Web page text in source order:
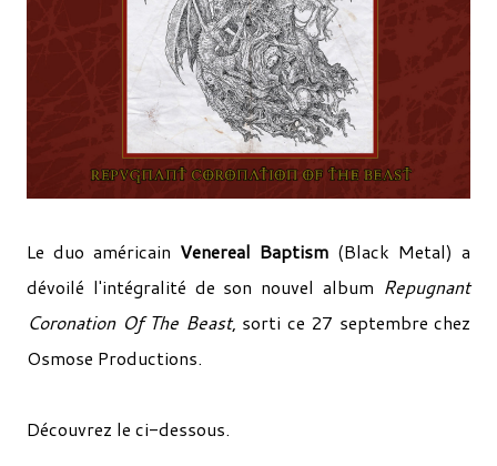
Le duo américain Venereal Baptism (Black Metal) a
dévoilé l'intégralité de son nouvel album Repugnant
Coronation Of The Beast, sorti ce 27 septembre chez
Osmose Productions.
Découvrez le ci-dessous.